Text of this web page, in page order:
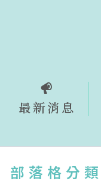
最新消息
部落格分類